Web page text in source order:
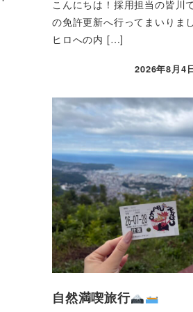
こんにちは！採用担当の皆川
の免許更新へ行ってまいりま
ヒロへの内 […]
2026年8月4
自然満喫旅行